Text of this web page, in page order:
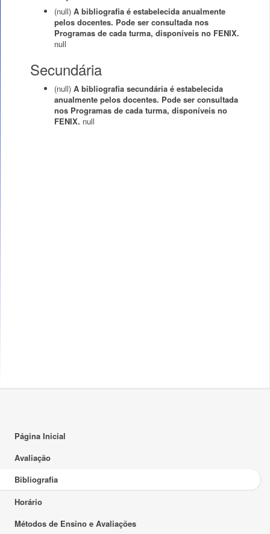
(null) A bibliografia é estabelecida anualmente
pelos docentes. Pode ser consultada nos
Programas de cada turma, disponíveis no FENIX.
null
Secundária
(null) A bibliografia secundária é estabelecida
anualmente pelos docentes. Pode ser consultada
nos Programas de cada turma, disponíveis no
FENIX. null
Página Inicial
Avaliação
Bibliografia
Horário
Métodos de Ensino e Avaliações